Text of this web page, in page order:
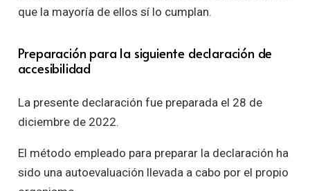
que la mayoría de ellos sí lo cumplan.
Preparación para la siguiente declaración de
accesibilidad
La presente declaración fue preparada el 28 de
diciembre de 2022.
El método empleado para preparar la declaración ha
sido una autoevaluación llevada a cabo por el propio